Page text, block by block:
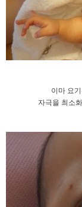
이마 요
자극을 최소